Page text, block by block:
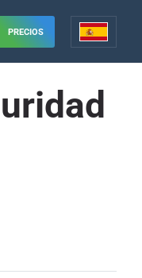
PRECIOS